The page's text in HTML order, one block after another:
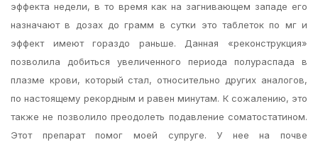
эффекта недели, в то время как на загнивающем западе его
назначают в дозах до грамм в сутки это таблеток по мг и
эффект имеют гораздо раньше. Данная «реконструкция»
позволила добиться увеличенного периода полураспада в
плазме крови, который стал, относительно других аналогов,
по настоящему рекордным и равен минутам. К сожалению, это
также не позволило преодолеть подавление соматостатином.
Этот препарат помог моей супруге. У нее на почве